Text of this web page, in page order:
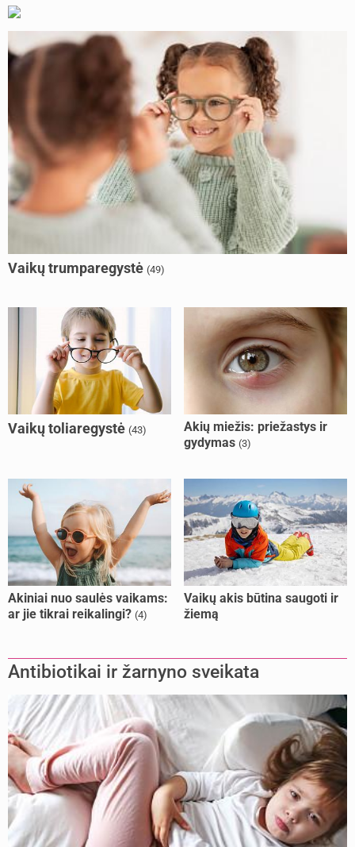
Vaikų trumparegystė (49)
Vaikų toliaregystė (43)
Akių miežis: priežastys ir
gydymas (3)
Akiniai nuo saulės vaikams:
ar jie tikrai reikalingi? (4)
Vaikų akis būtina saugoti ir
žiemą
Antibiotikai ir žarnyno sveikata